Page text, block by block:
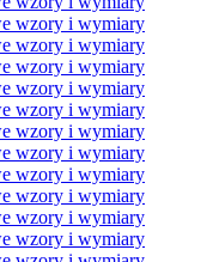
wzory i wymiary
wzory i wymiary
wzory i wymiary
wzory i wymiary
wzory i wymiary
wzory i wymiary
wzory i wymiary
wzory i wymiary
wzory i wymiary
wzory i wymiary
wzory i wymiary